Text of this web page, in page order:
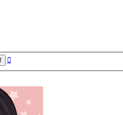
Rechercher
Recherche